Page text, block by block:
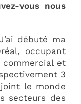
vous nous
débuté ma
occupant
commercial et
3
le monde
secteurs des